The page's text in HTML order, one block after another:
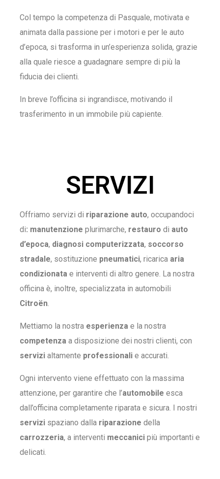
Col tempo la competenza di Pasquale, motivata e
animata dalla passione per i motori e per le auto
d’epoca, si trasforma in un’esperienza solida, grazie
alla quale riesce a guadagnare sempre di più la
fiducia dei clienti.
In breve l’officina si ingrandisce, motivando il
trasferimento in un immobile più capiente.
SERVIZI
Offriamo servizi di riparazione auto, occupandoci
di: manutenzione plurimarche, restauro di auto
d’epoca, diagnosi computerizzata, soccorso
stradale, sostituzione pneumatici, ricarica aria
condizionata e interventi di altro genere. La nostra
officina è, inoltre, specializzata in automobili
Citroën.
Mettiamo la nostra esperienza e la nostra
competenza a disposizione dei nostri clienti, con
servizi altamente professionali e accurati.
Ogni intervento viene effettuato con la massima
attenzione, per garantire che l’automobile esca
dall’officina completamente riparata e sicura. I nostri
servizi spaziano dalla riparazione della
carrozzeria, a interventi meccanici più importanti e
delicati.